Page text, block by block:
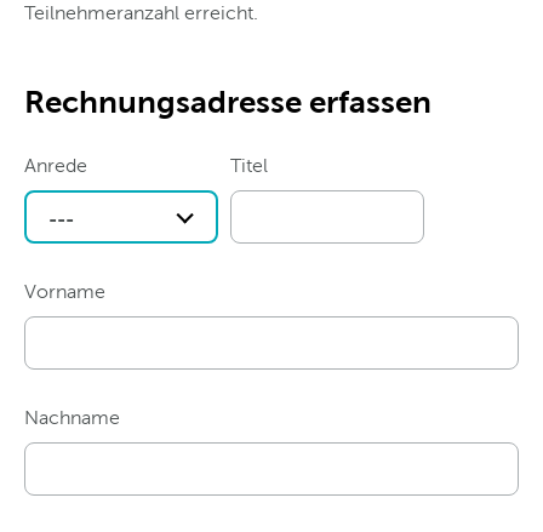
Teilnehmeranzahl erreicht.
Rechnungsadresse erfassen
Anrede
---
Titel
Vorname
Nachname